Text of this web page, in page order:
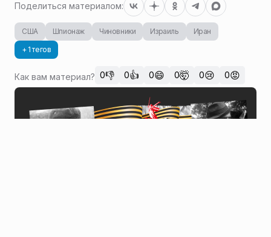
Поделиться материалом:
США Шпионаж Чиновники Израиль
Иран
+ 1 тегов
Как вам материал? 0👎 0👍 0😄 0🤯 0😢 0😡